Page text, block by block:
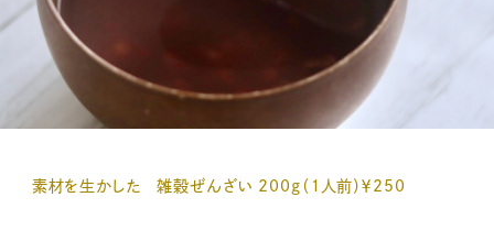
素材を生かした 雑穀ぜんざい 200ｇ（１人前）￥250